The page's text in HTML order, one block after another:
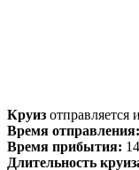
Круиз отправляется
Время отправления:
Время прибытия:
Длительность